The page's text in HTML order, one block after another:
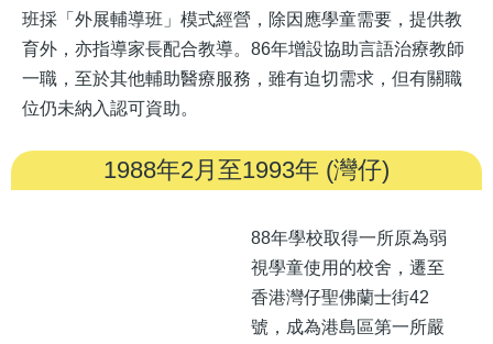
班採「外展輔導班」模式經營，除因應學童需要，提供教
育外，亦指導家長配合教導。86年增設協助言語治療教師
一職，至於其他輔助醫療服務，雖有迫切需求，但有關職
位仍未納入認可資助。
1988年2月至1993年 (灣仔)
88年學校取得一所原為弱
視學童使用的校舍，遷至
香港灣仔聖佛蘭士街42
號，成為港島區第一所嚴